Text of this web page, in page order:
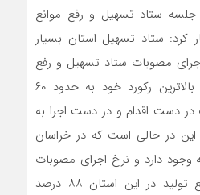
جلسه ستاد تسهیل و رفع موانع
کرد: ستاد تسهیل استان بسیار
مصوبات ستاد تسهیل و رفع
موانع تولید در کشور در بالاترین رکورد خود به حدود ۶۰
دست اقدام و در دست اجرا به
این در حالی است که در خراسان
۱۰۰۰ مصوبه وجود دارد و نرخ اجرای مصوبات
ستاد تسهیل و رفع موانع تولید در این استان ۸۸ درصد